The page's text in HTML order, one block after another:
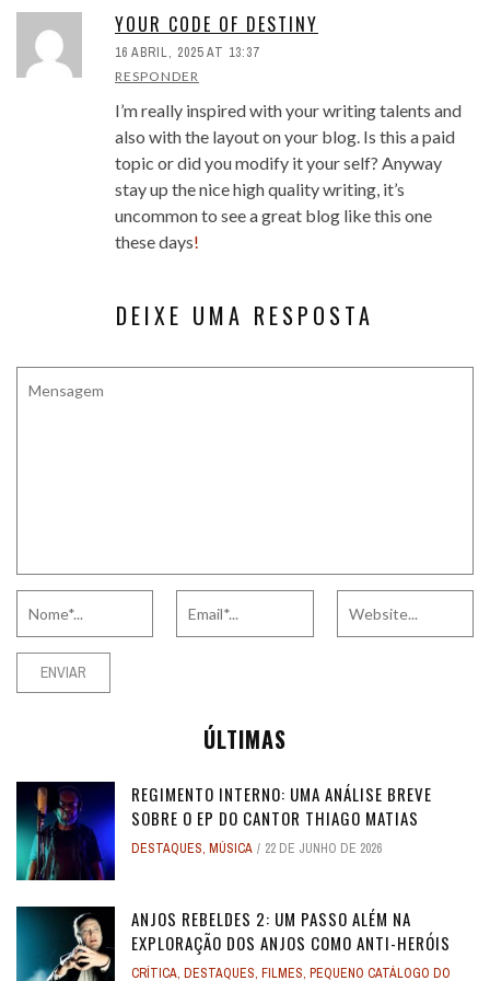
YOUR CODE OF DESTINY
16 ABRIL, 2025 AT 13:37
RESPONDER
I’m really inspired with your writing talents and
also with the layout on your blog. Is this a paid
topic or did you modify it your self? Anyway
stay up the nice high quality writing, it’s
uncommon to see a great blog like this one
these days!
DEIXE UMA RESPOSTA
ÚLTIMAS
REGIMENTO INTERNO: UMA ANÁLISE BREVE
SOBRE O EP DO CANTOR THIAGO MATIAS
DESTAQUES, MÚSICA 22 DE JUNHO DE 2026
ANJOS REBELDES 2: UM PASSO ALÉM NA
EXPLORAÇÃO DOS ANJOS COMO ANTI-HERÓIS
CRÍTICA, DESTAQUES, FILMES, PEQUENO CATÁLOGO DO